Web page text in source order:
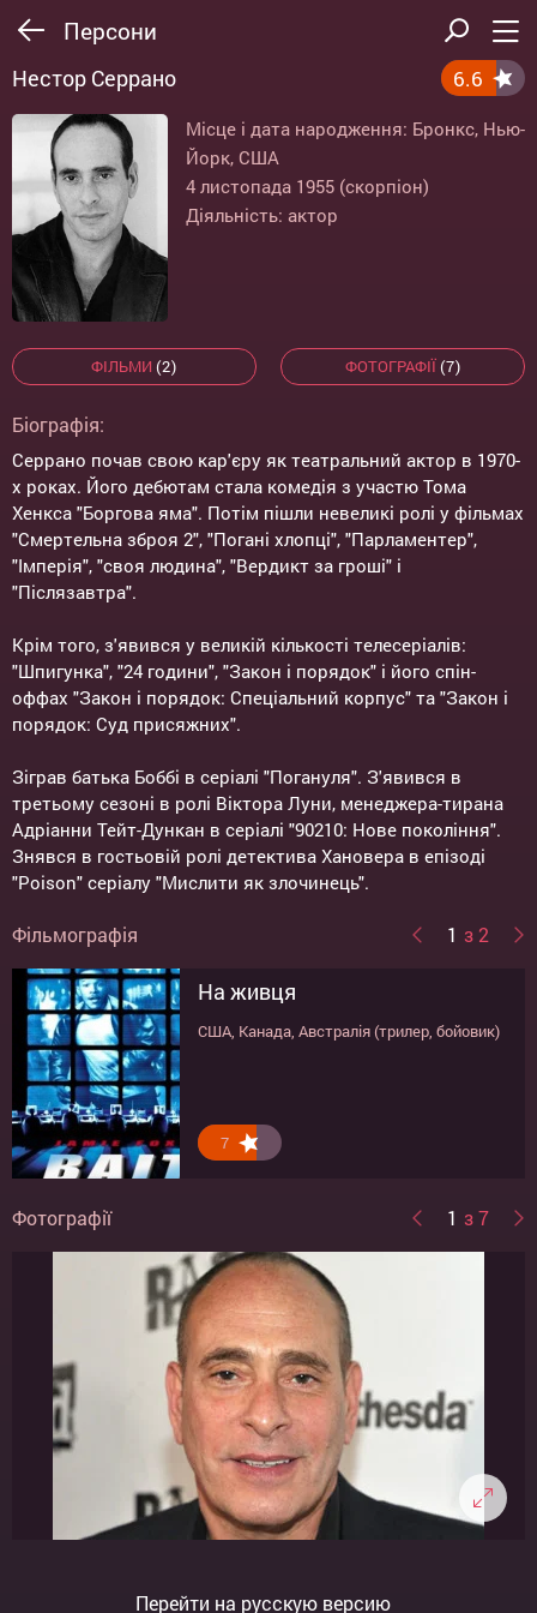
Персони
Нестор Серрано 6.6
Місце і дата народження: Бронкс, Нью-
Йорк, США
4 листопада 1955 (скорпіон)
Діяльність: актор
ФІЛЬМИ (2) ФОТОГРАФІЇ(7)
Біографія:
Серрано почав свою кар'єру як театральний актор в 1970-
х роках. Його дебютам стала комедія з участю Тома
Хенкса "Боргова яма". Потім пішли невеликі ролі у фільмах
"Смертельна зброя 2", "Погані хлопці", "Парламентер",
"Імперія", "своя людина", "Вердикт за гроші" і
"Післязавтра".
Крім того, з'явився у великій кількості телесеріалів:
"Шпигунка", "24 години", "Закон і порядок" і його спін-
оффах "Закон і порядок: Спеціальний корпус" та "Закон і
порядок: Суд присяжних".
Зіграв батька Боббі в серіалі "Погануля". З'явився в
третьому сезоні в ролі Віктора Луни, менеджера-тирана
Адріанни Тейт-Дункан в серіалі "90210: Нове покоління".
Знявся в гостьовій ролі детектива Хановера в епізоді
"Poison" серіалу "Мислити як злочинець".
Фільмографія 1 з 2
На живця
США, Канада, Австралія (трилер, бойовик)
7
Бренда Старр
США (комедія, пригоди)
7
Фотографії 1 з 7
Перейти на русскую версию